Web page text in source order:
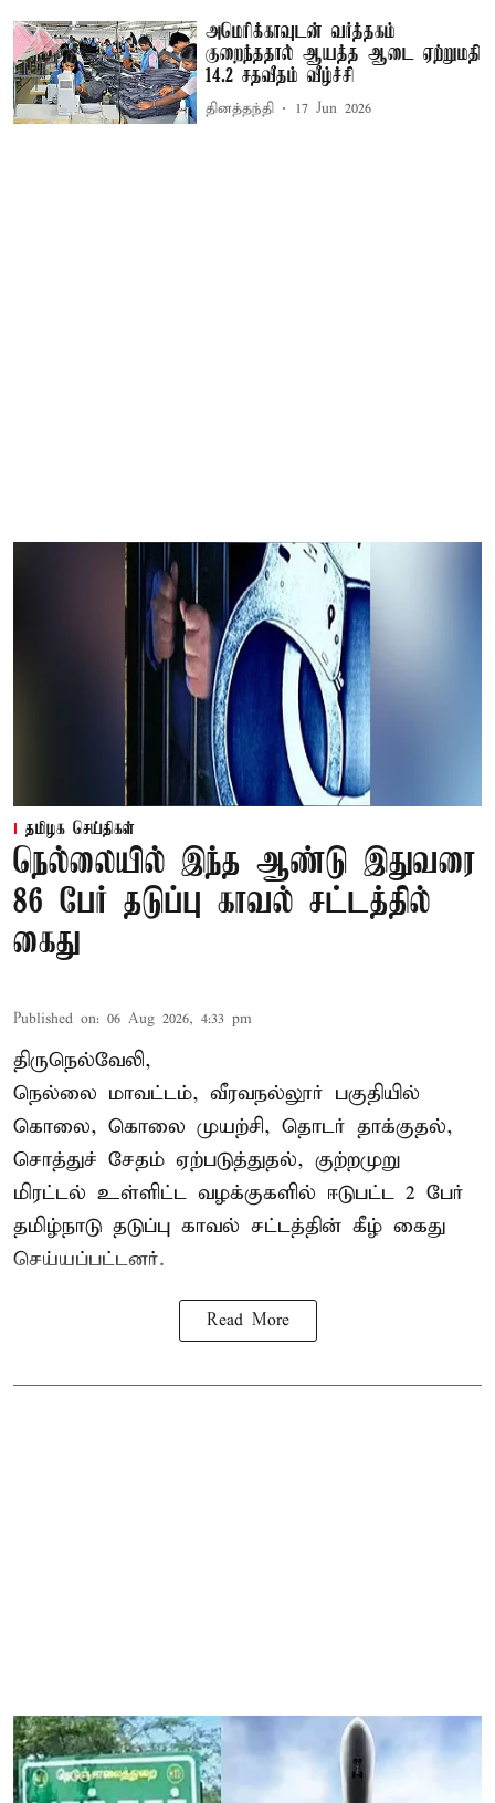
அமெரிக்காவுடன் வர்த்தகம்
குறைந்ததால் ஆயத்த ஆடை ஏற்றுமதி
14.2 சதவீதம் வீழ்ச்சி
தினத்தந்தி 17 Jun 2026
தமிழக செய்திகள்
நெல்லையில் இந்த ஆண்டு இதுவரை
86 பேர் தடுப்பு காவல் சட்டத்தில்
கைது
Published on: 06 Aug 2026, 4:33 pm
திருநெல்வேலி,
நெல்லை மாவட்டம், வீரவநல்லூர் பகுதியில்
கொலை, கொலை முயற்சி, தொடர் தாக்குதல்,
சொத்துச் சேதம் ஏற்படுத்துதல், குற்றமுறு
மிரட்டல் உள்ளிட்ட வழக்குகளில் ஈடுபட்ட 2 பேர்
தமிழ்நாடு தடுப்பு காவல் சட்டத்தின் கீழ் கைது
செய்யப்பட்டனர்.
Read More